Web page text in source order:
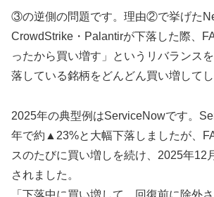
③の逆側の問題です。理由②で挙げた
CrowdStrike・Palantirが下落した際、
ったから買い増す」というリバランス
落している銘柄をどんどん買い増してし
2025年の典型例はServiceNowです。
年で約▲23%と大幅下落しましたが、
スのたびに買い増しを続け、2025年12
されました。
「下落中に買い増して、回復前に除外